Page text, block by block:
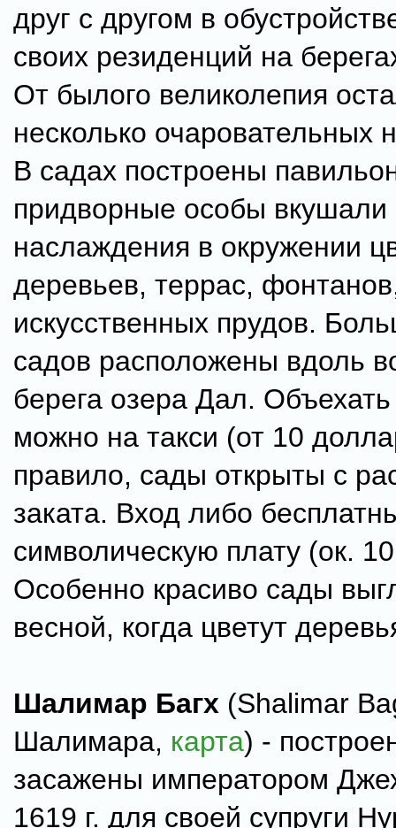
друг с другом в
своих резиденций на
От былого великолепия
несколько очаровательных
В садах построены
придворные особы вкушали
наслаждения в окружении
деревьев, террас,
искусственных прудов.
садов расположены вдоль
берега озера Дал.
можно на такси (от 10
правило, сады открыты с
заката. Вход либо
символическую плату (ок.
Особенно красиво сады
весной, когда цветут
Шалимар Багх (Shalimar
Шалимара, карта) -
засажены императором
1619 г. для своей супруги